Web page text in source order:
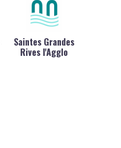
Saintes Grandes
Rives l'Agglo